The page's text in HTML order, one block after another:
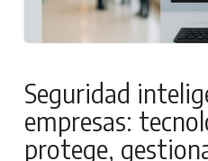
Seguridad
empresas:
protege,